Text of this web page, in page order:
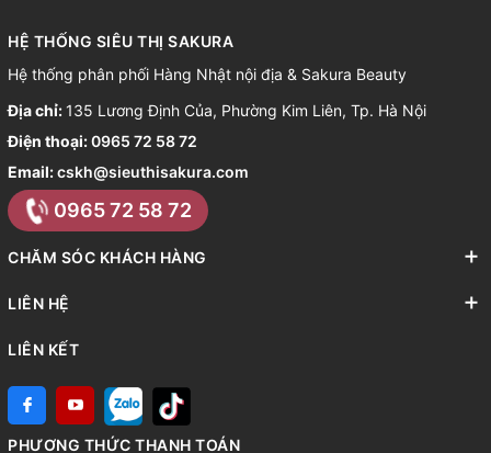
HỆ THỐNG SIÊU THỊ SAKURA
Hệ thống phân phối Hàng Nhật nội địa & Sakura Beauty
Địa chỉ: 135 Lương Định Của, Phường Kim Liên, Tp. Hà Nội
Điện thoại:0965 72 58 72
Email:cskh@sieuthisakura.com
0965 72 58 72
CHĂM SÓC KHÁCH HÀNG
LIÊN HỆ
LIÊN KẾT
PHƯƠNG THỨC THANH TOÁN